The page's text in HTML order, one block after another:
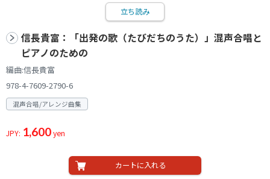
立ち読み
信長貴富：「出発の歌（たびだちのうた）」混声合唱と
ピアノのための
編曲:信長貴富
978-4-7609-2790-6
混声合唱/アレンジ曲集
JPY: 1,600yen
カートに入れる